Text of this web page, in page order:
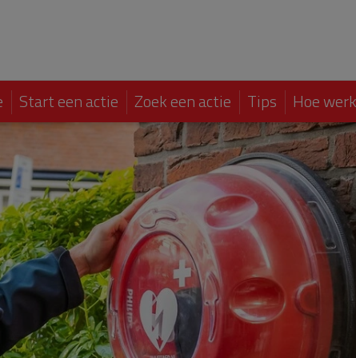
Start een actie Zoek een actie Tips Hoe